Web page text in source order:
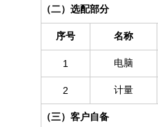
（二）选配部分
序号 名称
1 电脑
2 计量
（三）客户自备